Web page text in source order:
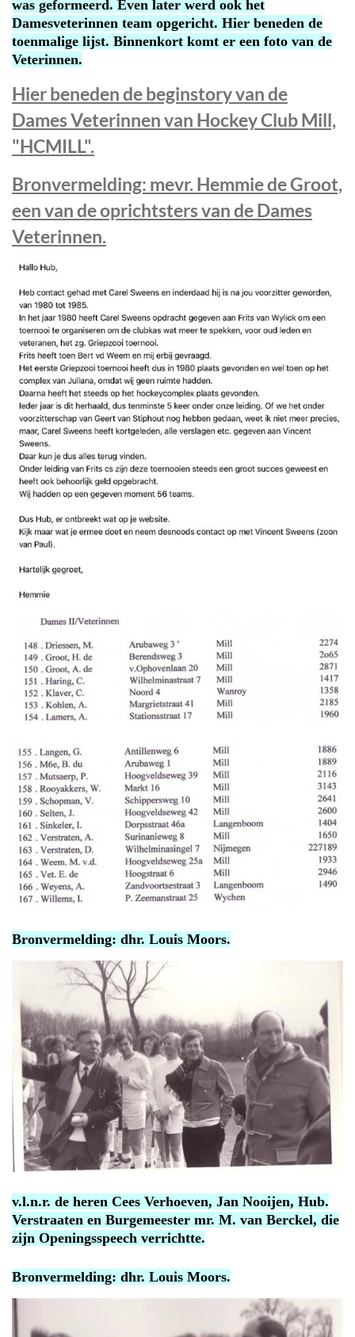
was geformeerd. Even later werd ook het
Damesveterinnen team opgericht. Hier beneden de
toenmalige lijst. Binnenkort komt er een foto van de
Veterinnen.
Hier beneden de beginstory van de
Dames Veterinnen van Hockey Club Mill,
"HCMILL".
Bronvermelding: mevr. Hemmie de Groot,
een van de oprichtsters van de Dames
Veterinnen.
Bronvermelding: dhr. Louis Moors.
v.l.n.r. de heren Cees Verhoeven, Jan Nooijen, Hub.
Verstraaten en Burgemeester mr. M. van Berckel, die
zijn Openingsspeech verrichtte.
Bronvermelding: dhr. Louis Moors.